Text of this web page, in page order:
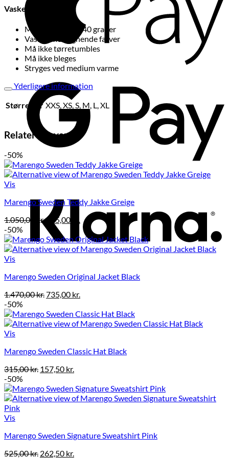
Vaske Guide:
Maskinvask ved 40 grader
Vaskes med lignende farver
Må ikke tørretumbles
Må ikke bleges
Stryges ved medium varme
Yderligere information
Størrelser XXS, XS, S, M, L, XL
Relaterede varer
-50%
Vis
Marengo Sweden Teddy Jakke Greige
1.050,00
kr.Den
oprindelige
pris
var:
525,00 kr. Den
aktuelle
pris
er:
-50%
Vis
Marengo Sweden Original Jacket Black
1.470,00kr.Den
pris
var:
735,00 kr.
pris
er:
-50%
Vis
Marengo Sweden Classic Hat Black
315,00kr. Den
pris
var:
157,50 kr.
pris
er:
-50%
Vis
Marengo Sweden Signature Sweatshirt Pink
525,00kr. Den
262,50 kr.